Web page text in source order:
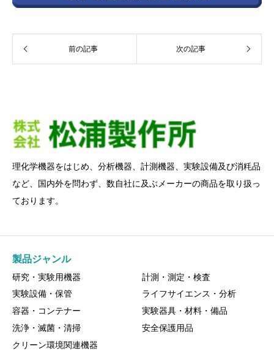
前の記事 次の記事
理化学機器をはじめ、分析機器、計測機器、実験設備及び消粍品
など、国内外を問わず、数自社に及ぶメーカーの商品を取り扱っ
ております。
製品ジャンル
研究・実験用機器
計測・測定・検査
実験設備・保管
ライフサイエンス・分析
容器・コンテナー
実験器具・材料・備品
洗浄・滅菌・清掃
安全保護用品
クリーン環境関連機器